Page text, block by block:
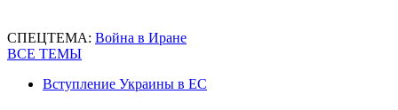
СПЕЦТЕМА: Война в Иране
ВСЕ ТЕМЫ
Вступление Украины в ЕС